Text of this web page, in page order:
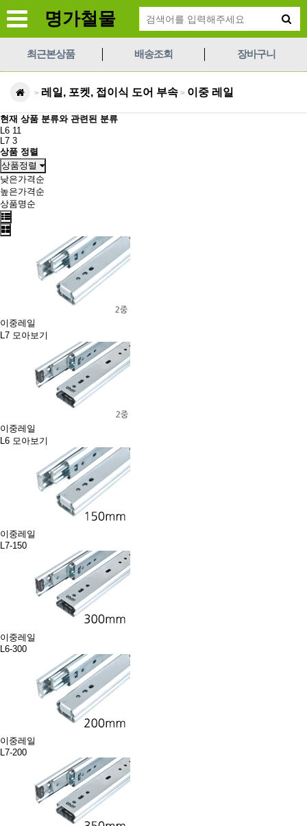
명가철물
최근본상품 배송조회 장바구니
> 레일, 포켓, 접이식 도어 부속 > 이중 레일
현재 상품 분류와 관련된 분류
L6 11
L7 3
상품 정렬
상품정렬
낮은가격순
높은가격순
상품명순
이중레일
L7 모아보기
이중레일
L6 모아보기
이중레일
L7-150
이중레일
L6-300
이중레일
L7-200